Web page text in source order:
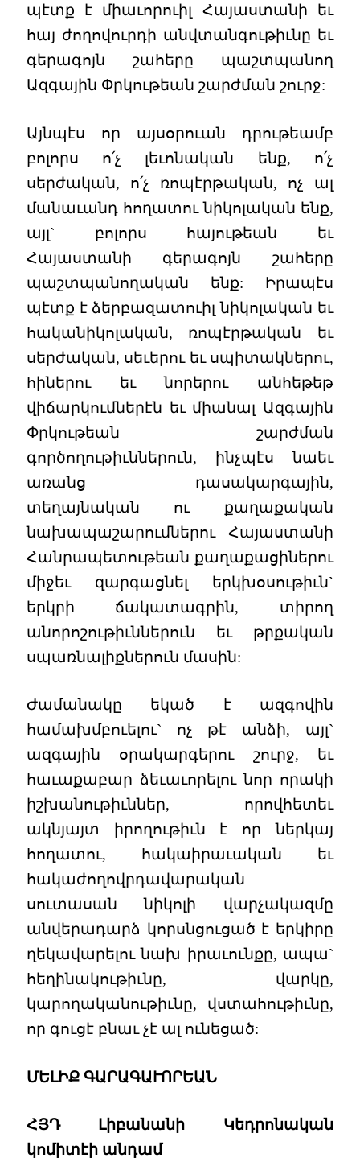
պէտք է միաւորուիլ Հայաստանի եւ
հայ ժողովուրդի անվտանգութիւնը եւ
գերագոյն շահերը պաշտպանող
Ազգային Փրկութեան շարժման շուրջ:
Այնպէս որ այսօրուան դրութեամբ
բոլորս ո՛չ լեւոնական ենք, ո՛չ
սերժական, ո՛չ ռոպէրթական, ոչ ալ
մանաւանդ հողատու նիկոլական ենք,
այլ` բոլորս հայութեան եւ
Հայաստանի գերագոյն շահերը
պաշտպանողական ենք: Իրապէս
պէտք է ձերբազատուիլ նիկոլական եւ
հականիկոլական, ռոպէրթական եւ
սերժական, սեւերու եւ սպիտակներու,
հիներու եւ նորերու անհեթեթ
վիճարկումներէն եւ միանալ Ազգային
Փրկութեան շարժման
գործողութիւններուն, ինչպէս նաեւ
առանց դասակարգային,
տեղայնական ու քաղաքական
նախապաշարումներու Հայաստանի
Հանրապետութեան քաղաքացիներու
միջեւ զարգացնել երկխօսութիւն`
երկրի ճակատագրին, տիրող
անորոշութիւններուն եւ թրքական
սպառնալիքներուն մասին:
Ժամանակը եկած է ազգովին
համախմբուելու` ոչ թէ անձի, այլ`
ազգային օրակարգերու շուրջ, եւ
հաւաքաբար ձեւաւորելու նոր որակի
իշխանութիւններ, որովհետեւ
ակնյայտ իրողութիւն է որ ներկայ
հողատու, հակաիրաւական եւ
հակաժողովրդավարական
սուտասան նիկոլի վարչակազմը
անվերադարձ կորսնցուցած է երկիրը
ղեկավարելու նախ իրաւունքը, ապա`
հեղինակութիւնը, վարկը,
կարողականութիւնը, վստահութիւնը,
որ գուցէ բնաւ չէ ալ ունեցած:
ՄԵԼԻՔ ԳԱՐԱԳԱՒՈՐԵԱՆ
ՀՅԴ Լիբանանի Կեդրոնական
կոմիտէի անդամ